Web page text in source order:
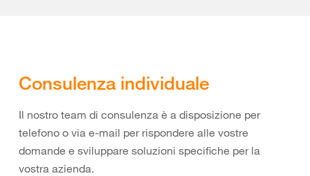
Consulenza individuale
Il nostro team di consulenza è a disposizione per
telefono o via e-mail per rispondere alle vostre
domande e sviluppare soluzioni specifiche per la
vostra azienda.